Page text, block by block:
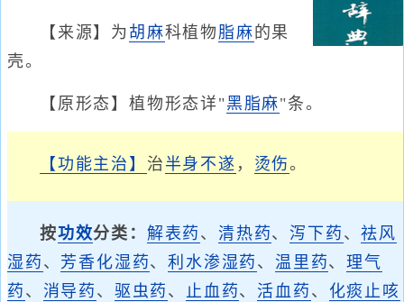
【来源】为 胡麻科植物 脂麻 的果
壳。
【原形态】植物形态详"黑脂麻"条。
【功能主治】 治 半身不遂 ， 烫伤。
按功效分类： 解表药 、清热药、 泻下药 、祛风
湿药 、 芳香化湿药、利水渗湿药 、温里药、理气
药 、 消导药 、 驱虫药 、 止血药、 活血药 、 化痰止咳